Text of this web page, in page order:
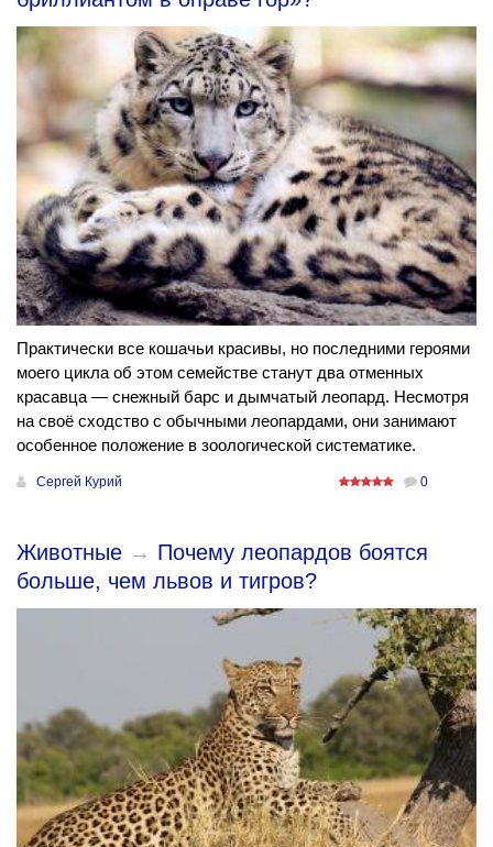
Практически все кошачьи красивы, но последними героями
моего цикла об этом семействе станут два отменных
красавца — снежный барс и дымчатый леопард. Несмотря
на своё сходство с обычными леопардами, они занимают
особенное положение в зоологической систематике.
Сергей Курий 0
Животные → Почему леопардов боятся
больше, чем львов и тигров?